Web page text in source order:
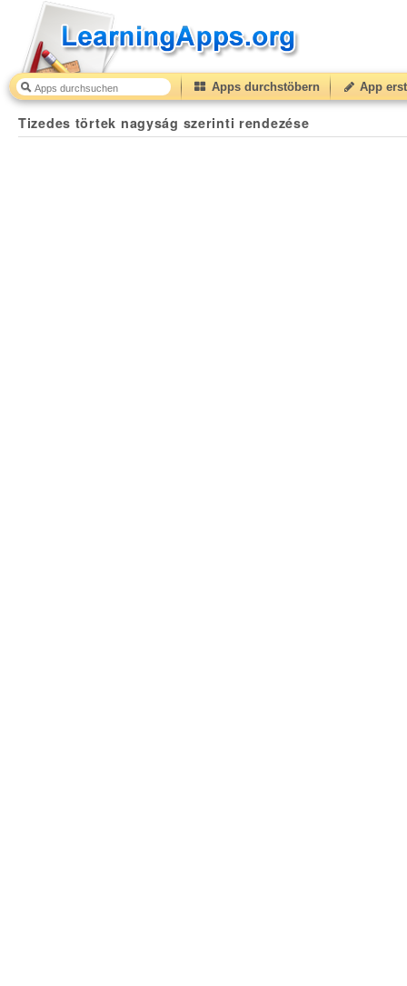
Apps durchstöbern App
Tizedes törtek nagyság szerinti rendezése